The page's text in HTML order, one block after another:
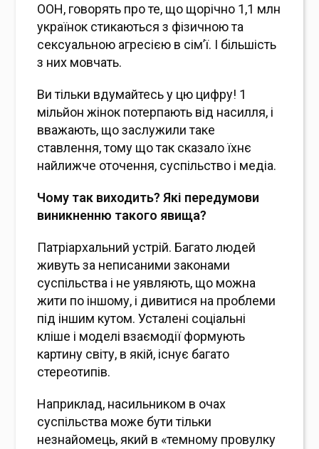
ООН, говорять про те, що щорічно 1,1 млн
українок стикаються з фізичною та
сексуальною агресією в сім’ї. І більшість
з них мовчать.
Ви тільки вдумайтесь у цю цифру! 1
мільйон жінок потерпають від насилля, і
вважають, що заслужили таке
ставлення, тому що так сказало їхнє
найлижче оточення, суспільство і медіа.
Чому так виходить? Які передумови
виникненню такого явища?
Патріархальний устрій. Багато людей
живуть за неписаними законами
суспільства і не уявляють, що можна
жити по іншому, і дивитися на проблеми
під іншим кутом. Усталені соціальні
кліше і моделі взаємодії формують
картину світу, в якій, існує багато
стереотипів.
Наприклад, насильником в очах
суспільства може бути тільки
незнайомець, який в «темному провулку